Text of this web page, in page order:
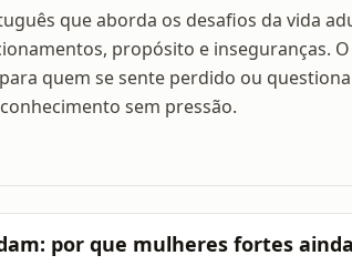
que aborda os desafios da vida
propósito e inseguranças.
quem se sente perdido ou
sem pressão.
por que mulheres fortes